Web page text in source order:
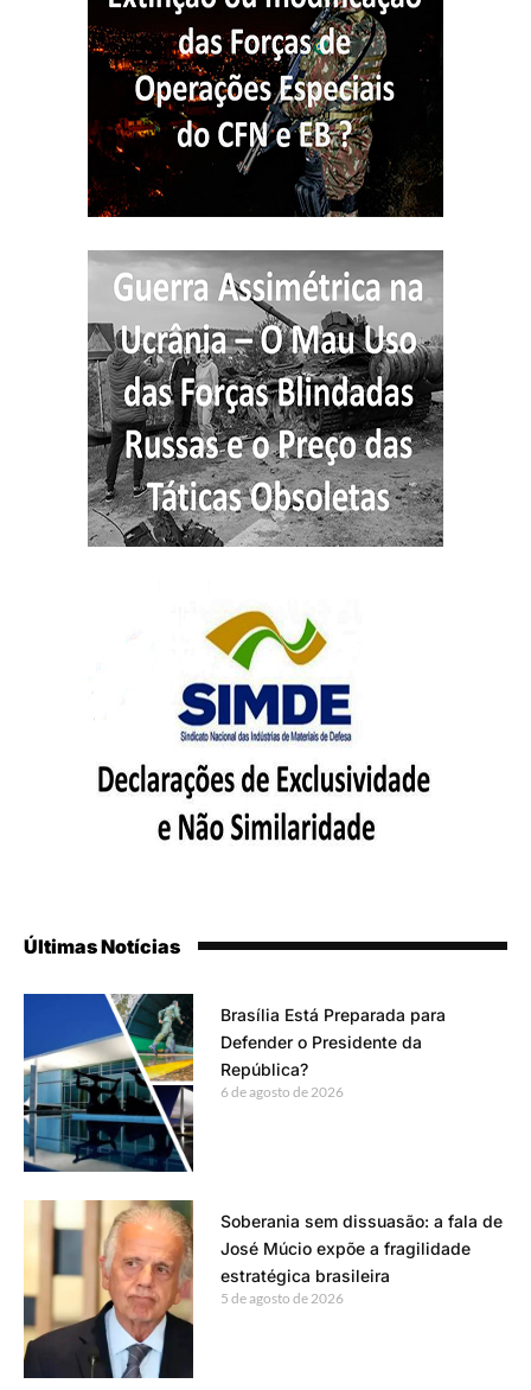
Últimas Notícias
Brasília Está Preparada para
Defender o Presidente da
República?
6 de agosto de 2026
Soberania sem dissuasão: a fala de
José Múcio expõe a fragilidade
estratégica brasileira
5 de agosto de 2026